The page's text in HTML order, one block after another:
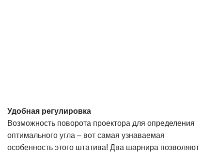
Удобная регулировка
Возможность поворота проектора для определения
оптимального угла – вот самая узнаваемая
особенность этого штатива! Два шарнира позволяют